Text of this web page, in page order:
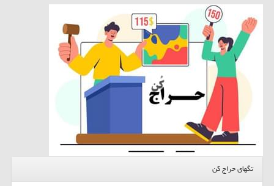
تگهای حراج کن